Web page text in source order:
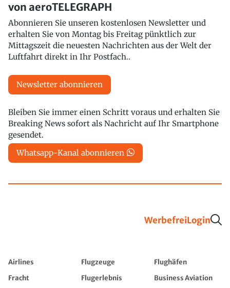
von aeroTELEGRAPH
Abonnieren Sie unseren kostenlosen Newsletter und
erhalten Sie von Montag bis Freitag pünktlich zur
Mittagszeit die neuesten Nachrichten aus der Welt der
Luftfahrt direkt in Ihr Postfach..
Newsletter abonnieren
Bleiben Sie immer einen Schritt voraus und erhalten Sie
Breaking News sofort als Nachricht auf Ihr Smartphone
gesendet.
Whatsapp-Kanal abonnieren
WerbefreiLogin
Airlines Flugzeuge
Flughäfen
Fracht
Flugerlebnis
Business Aviation